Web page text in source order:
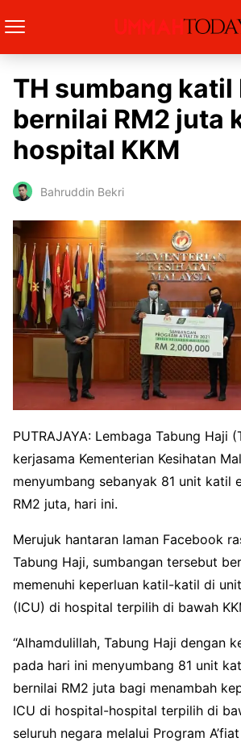
TH sumbang katil
bernilai RM2 juta
hospital KKM
Bahruddin Bekri
PUTRAJAYA: Lembaga Tabung Haji
kerjasama Kementerian Kesihatan
menyumbang sebanyak 81 unit katil
RM2 juta, hari ini.
Merujuk hantaran laman Facebook
Tabung Haji, sumbangan tersebut
memenuhi keperluan katil-katil di
(ICU) di hospital terpilih di bawah
“Alhamdulillah, Tabung Haji dengan
pada hari ini menyumbang 81 unit
bernilai RM2 juta bagi menambah
ICU di hospital-hospital terpilih di
seluruh negara melalui Program